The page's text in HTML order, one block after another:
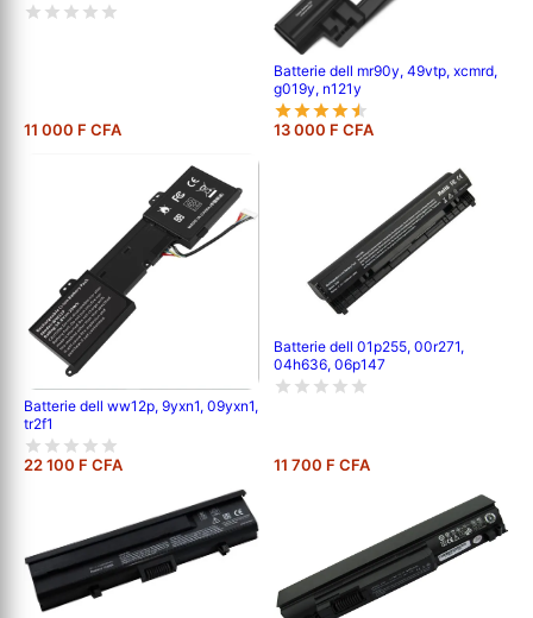
11 000 F CFA
Batterie dell mr90y, 49vtp, xcmrd,
g019y, n121y
13 000 F CFA
Batterie dell ww12p, 9yxn1, 09yxn1,
tr2f1
22 100 F CFA
Batterie dell 01p255, 00r271,
04h636, 06p147
11 700 F CFA